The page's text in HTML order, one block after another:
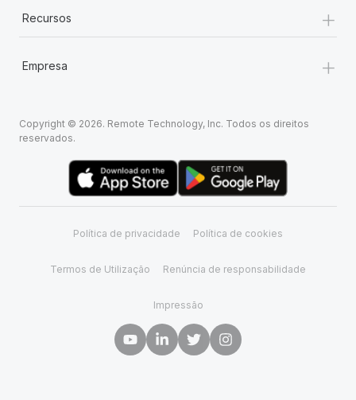
Recursos +
Empresa +
Copyright © 2026. Remote Technology, Inc. Todos os direitos
reservados.
Política de privacidade Política de cookies
Termos de Utilização Renúncia de responsabilidade
Impressão